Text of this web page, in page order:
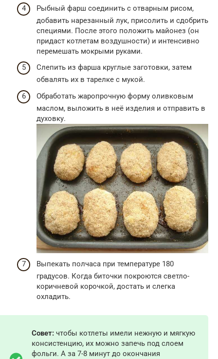
Рыбный фарш соединить с отварным рисом,
добавить нарезанный лук, присолить и сдобрить
специями. После этого положить майонез (он
придаст котлетам воздушности) и интенсивно
перемешать мокрыми руками.
Слепить из фарша круглые заготовки, затем
обвалять их в тарелке с мукой.
Обработать жаропрочную форму оливковым
маслом, выложить в неё изделия и отправить в
духовку.
Выпекать полчаса при температуре 180
градусов. Когда биточки покроются светло-
коричневой корочкой, достать и слегка
охладить.
Совет: чтобы котлеты имели нежную и мягкую
консистенцию, их можно запечь под слоем
фольги. А за 7-8 минут до окончания